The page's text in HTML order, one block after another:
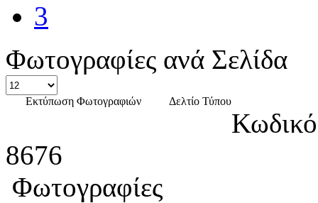
3
Φωτογραφίες ανά Σελίδα
Εκτύπωση Φωτογραφιών Δελτίο Τύπου
8676
Φωτογραφίες